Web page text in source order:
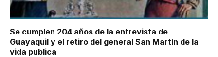
Se cumplen 204 años de la entrevista de
Guayaquil y el retiro del general San Martín de la
vida publica